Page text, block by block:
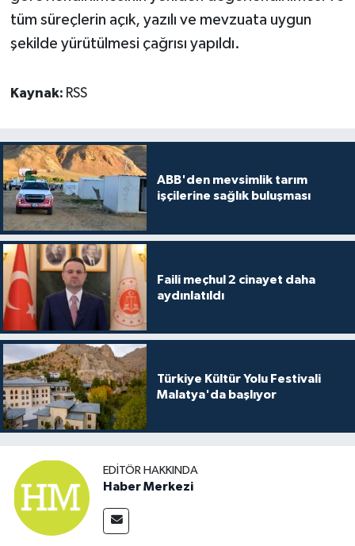
tüm süreçlerin açık, yazılı ve mevzuata uygun
şekilde yürütülmesi çağrısı yapıldı.
Kaynak: RSS
ABB'den mevsimlik tarım
işçilerine sağlık buluşması
Faili meçhul 2 cinayet daha
aydınlatıldı
Türkiye Kültür Yolu Festivali
Malatya'da başlıyor
EDITÖR HAKKINDA
Haber Merkezi